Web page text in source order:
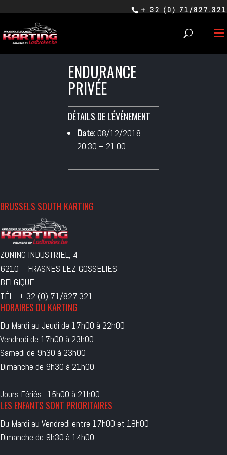
+ 32 (0) 71/827.321
ENDURANCE
PRIVÉE
DÉTAILS DE L'ÉVÉNEMENT
Date:08/12/2018
20:30 – 21:00
BRUSSELS SOUTH KARTING
ZONING INDUSTRIEL, 4
6210 – FRASNES-LEZ-GOSSELIES
BELGIQUE
TÉL : + 32 (0) 71/827.321
HORAIRES DU KARTING
Du Mardi au Jeudi de 17h00 à 22h00
Vendredi de 17h00 à 23h00
Samedi de 9h30 à 23h00
Dimanche de 9h30 à 21h00
Jours Fériés : 15h00 à 21h00
LES ENFANTS SONT PRIORITAIRES
Du Mardi au Vendredi entre 17h00 et 18h00
Dimanche de 9h30 à 14h00